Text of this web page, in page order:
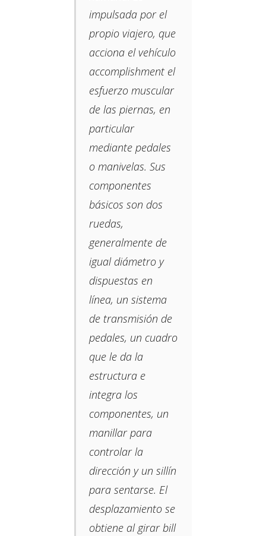
impulsada por el
propio viajero, que
acciona el vehículo
accomplishment el
esfuerzo muscular
de las piernas, en
particular
mediante pedales
o manivelas.​ Sus
componentes
básicos son dos
ruedas,​
generalmente de
igual diámetro y
dispuestas en
línea, un sistema
de transmisión de
pedales, un cuadro
que le da la
estructura e
integra los
componentes, un
manillar para
controlar la
dirección y un sillín
para sentarse. El
desplazamiento se
obtiene al girar bill